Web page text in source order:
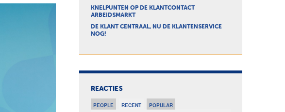
KNELPUNTEN OP DE KLANTCONTACT
ARBEIDSMARKT
DE KLANT CENTRAAL, NU DE KLANTENSERVICE
NOG!
REACTIES
PEOPLE RECENT POPULAR